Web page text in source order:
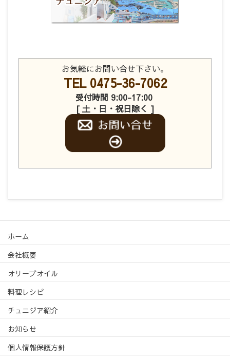
お気軽にお問い合せ下さい。
TEL 0475-36-7062
受付時間 9:00-17:00
[ 土・日・祝日除く ]
ホーム
会社概要
オリーブオイル
料理レシピ
チュニジア紹介
お知らせ
個人情報保護方針